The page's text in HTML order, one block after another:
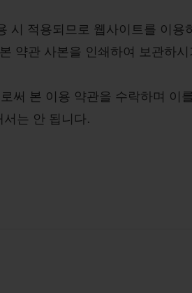
시 적용되므로 웹사이트를 이용
약관 사본을 인쇄하여 보관하
써 본 이용 약관을 수락하며 이
는 안 됩니다.